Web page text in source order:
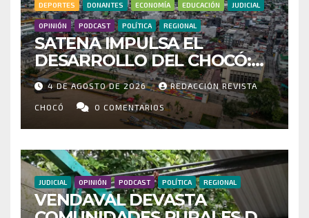
DEPORTES DONANTES ECONOMÍA EDUCACIÓN JUDICIAL
OPINIÓN PODCAST POLÍTICA REGIONAL
SATENA IMPULSA EL
DESARROLLO DEL CHOCÓ:
MÁS DE 35 MIL PASAJEROS
MOVILIZADOS Y NUEVAS
RUTAS FORTALECEN LA
CONECTIVIDAD
4 DE AGOSTO DE 2026 REDACCIÓN REVISTA
CHOCÓ 0 COMENTARIOS
JUDICIAL OPINIÓN PODCAST POLÍTICA REGIONAL
VENDAVAL DEVASTA